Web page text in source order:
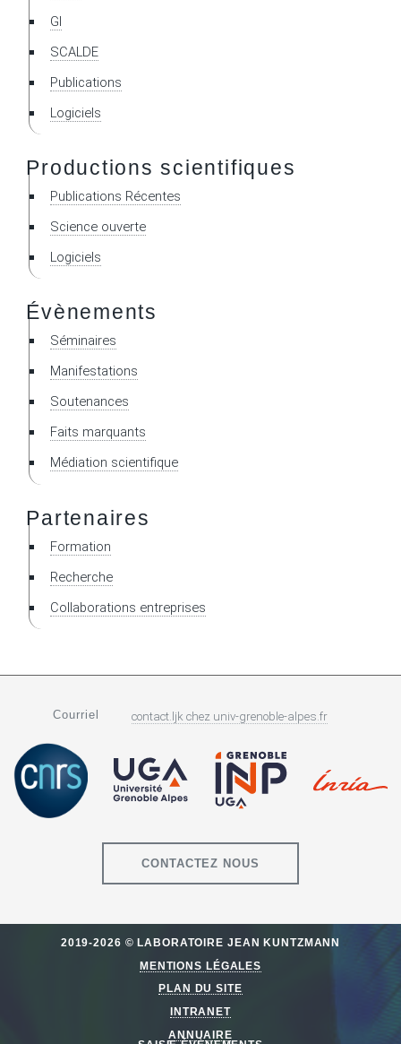
GI
SCALDE
Publications
Logiciels
Productions scientifiques
Publications Récentes
Science ouverte
Logiciels
Évènements
Séminaires
Manifestations
Soutenances
Faits marquants
Médiation scientifique
Partenaires
Formation
Recherche
Collaborations entreprises
Courriel contact.ljk chez univ-grenoble-alpes.fr
CONTACTEZ NOUS
2019-2026 © LABORATOIRE JEAN KUNTZMANN
MENTIONS LÉGALES
PLAN DU SITE
INTRANET
ANNUAIRE